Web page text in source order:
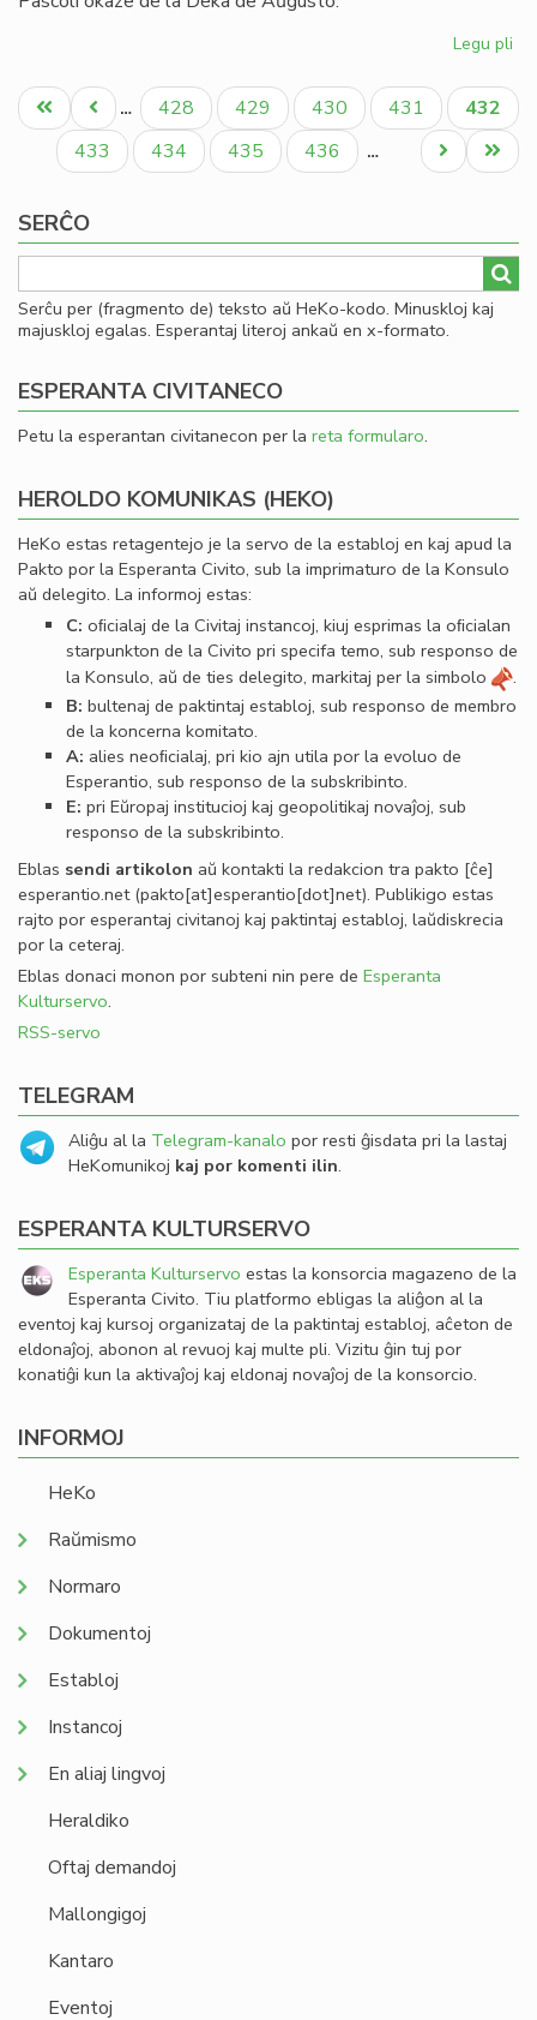
Legu pli
Pagination
Unua
paĝo
Antaŭa
paĝo
… Paĝo
428 Paĝo
429 Paĝo
430 Paĝo
431
Aktuala
paĝo
432
Paĝo
433 Paĝo
434 Paĝo
435 Paĝo
436 …
Last
page
Next
page
SERĈO
Serĉu per (fragmento de) teksto aŭ HeKo-kodo. Minuskloj kaj
majuskloj egalas. Esperantaj literoj ankaŭ en x-formato.
ESPERANTA CIVITANECO
Petu la esperantan civitanecon per la reta formularo.
HEROLDO KOMUNIKAS (HEKO)
HeKo estas retagentejo je la servo de la establoj en kaj apud la
Pakto por la Esperanta Civito, sub la imprimaturo de la Konsulo
aŭ delegito. La informoj estas:
C: oﬁcialaj de la Civitaj instancoj, kiuj esprimas la oﬁcialan
starpunkton de la Civito pri specifa temo, sub responso de
la Konsulo, aŭ de ties delegito, markitaj per la simbolo
.
B: bultenaj de paktintaj establoj, sub responso de membro
de la koncerna komitato.
A: alies neoﬁcialaj, pri kio ajn utila por la evoluo de
Esperantio, sub responso de la subskribinto.
E: pri Eŭropaj institucioj kaj geopolitikaj novaĵoj, sub
responso de la subskribinto.
Eblas sendi artikolon aŭ kontakti la redakcion tra pakto [ĉe]
esperantio.net(pakto[at]esperantio[dot]net). Publikigo estas
rajto por esperantaj civitanoj kaj paktintaj establoj, laŭdiskrecia
por la ceteraj.
Eblas donaci monon por subteni nin pere de Esperanta
Kulturservo.
RSS-servo
TELEGRAM
Aliĝu al la Telegram-kanalo por resti ĝisdata pri la lastaj
HeKomunikoj kaj por komenti ilin.
ESPERANTA KULTURSERVO
Esperanta Kulturservo estas la konsorcia magazeno de la
Esperanta Civito. Tiu platformo ebligas la aliĝon al la
eventoj kaj kursoj organizataj de la paktintaj establoj, aĉeton de
eldonaĵoj, abonon al revuoj kaj multe pli. Vizitu ĝin tuj por
konatiĝi kun la aktivaĵoj kaj eldonaj novaĵoj de la konsorcio.
INFORMOJ
HeKo
Raŭmismo
Normaro
Dokumentoj
Establoj
Instancoj
En aliaj lingvoj
Heraldiko
Oftaj demandoj
Mallongigoj
Kantaro
Eventoj